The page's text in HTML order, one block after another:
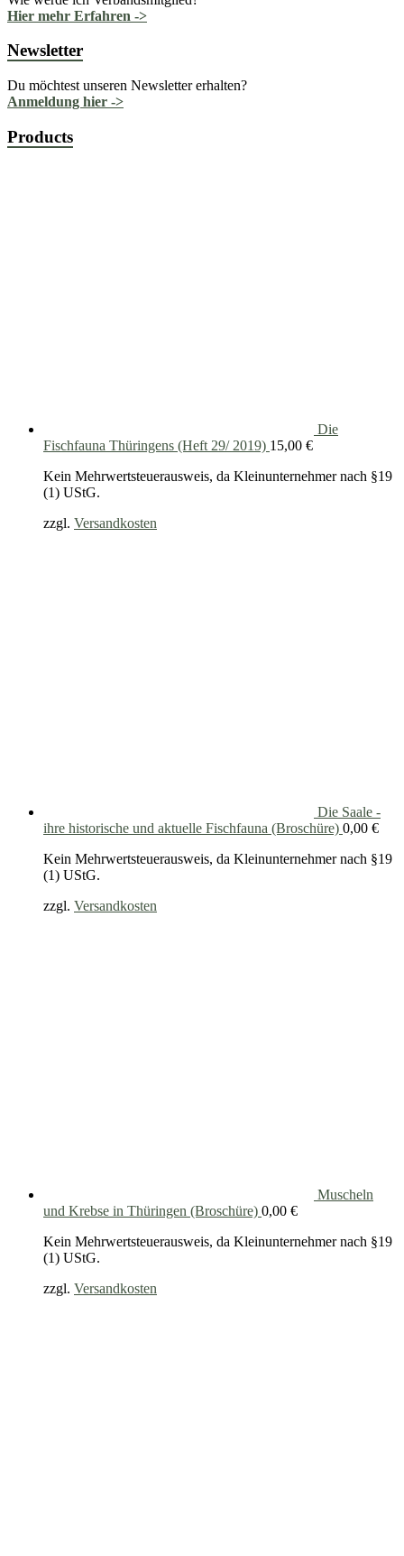
Hier mehr Erfahren ->
Newsletter
Du möchtest unseren Newsletter erhalten?
Anmeldung hier ->
Products
Die
Fischfauna Thüringens (Heft 29/ 2019) 15,00 €
Kein Mehrwertsteuerausweis, da Kleinunternehmer nach §19
(1) UStG.
zzgl. Versandkosten
Die Saale -
ihre historische und aktuelle Fischfauna (Broschüre) 0,00 €
Kein Mehrwertsteuerausweis, da Kleinunternehmer nach §19
(1) UStG.
zzgl. Versandkosten
Muscheln
und Krebse in Thüringen (Broschüre) 0,00 €
Kein Mehrwertsteuerausweis, da Kleinunternehmer nach §19
(1) UStG.
zzgl. Versandkosten